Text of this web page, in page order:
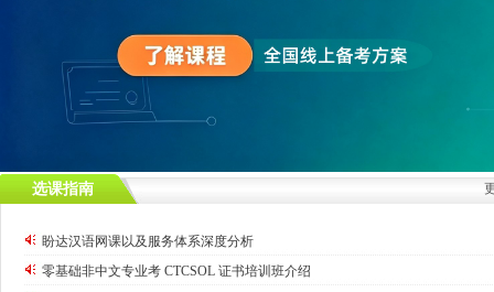
选课指南
盼达汉语网课以及服务体系深度分析
零基础非中文专业考 CTCSOL 证书培训班介绍